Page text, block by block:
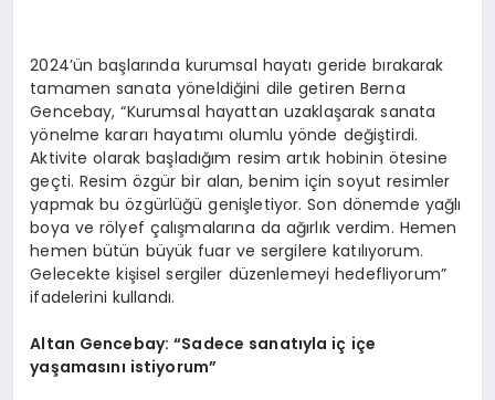
2024’ün başlarında kurumsal hayatı geride bırakarak
tamamen sanata yöneldiğini dile getiren Berna
Gencebay, “Kurumsal hayattan uzaklaşarak sanata
yönelme kararı hayatımı olumlu yönde değiştirdi.
Aktivite olarak başladığım resim artık hobinin ötesine
geçti. Resim özgür bir alan, benim için soyut resimler
yapmak bu özgürlüğü genişletiyor. Son dönemde yağlı
boya ve rölyef çalışmalarına da ağırlık verdim. Hemen
hemen bütün büyük fuar ve sergilere katılıyorum.
Gelecekte kişisel sergiler düzenlemeyi hedefliyorum”
ifadelerini kullandı.
Altan Gencebay: “Sadece sanatıyla iç içe
yaşamasını istiyorum”